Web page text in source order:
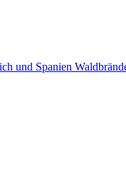
und Spanien